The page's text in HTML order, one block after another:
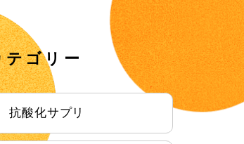
テゴリー
抗酸化サプリ